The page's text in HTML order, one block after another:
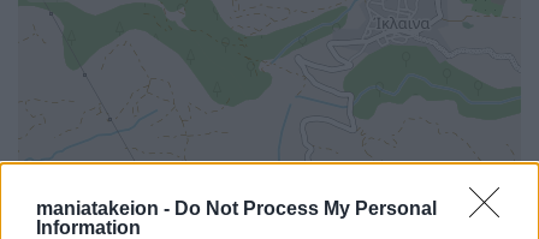
maniatakeion - Do Not Process My Personal
Information